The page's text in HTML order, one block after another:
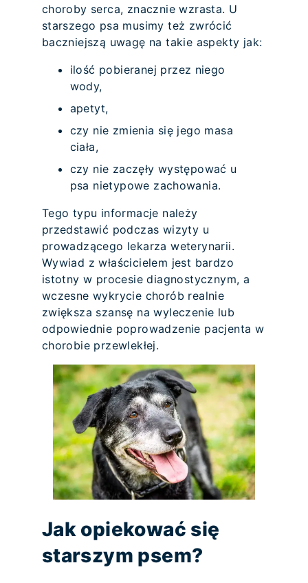
choroby serca, znacznie wzrasta. U
starszego psa musimy też zwrócić
baczniejszą uwagę na takie aspekty jak:
ilość pobieranej przez niego
wody,
apetyt,
czy nie zmienia się jego masa
ciała,
czy nie zaczęły występować u
psa nietypowe zachowania.
Tego typu informacje należy
przedstawić podczas wizyty u
prowadzącego lekarza weterynarii.
Wywiad z właścicielem jest bardzo
istotny w procesie diagnostycznym, a
wczesne wykrycie chorób realnie
zwiększa szansę na wyleczenie lub
odpowiednie poprowadzenie pacjenta w
chorobie przewlekłej.
Jak opiekować się
starszym psem?